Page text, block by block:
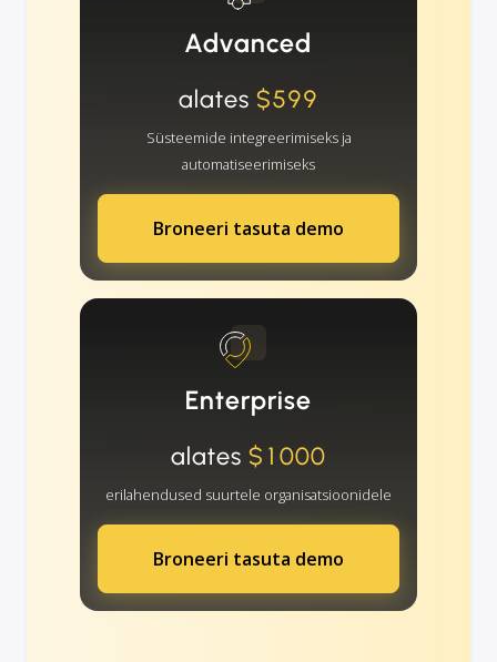
Advanced
alates $599
Süsteemide integreerimiseks ja
automatiseerimiseks
Broneeri tasuta demo
Enterprise
alates $1000
erilahendused suurtele organisatsioonidele
Broneeri tasuta demo